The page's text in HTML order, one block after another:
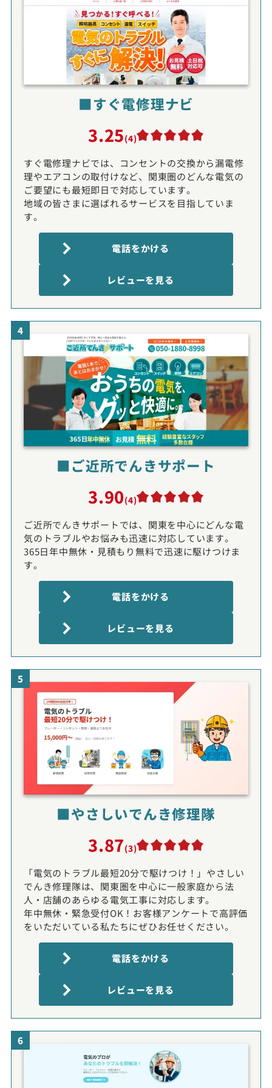
■すぐ電修理ナビ
3.25(4)
すぐ電修理ナビでは、コンセントの交換から漏電修
理やエアコンの取付けなど、関東圏のどんな電気の
ご要望にも最短即日で対応しています。
地域の皆さまに選ばれるサービスを目指していま
す。
電話をかける
レビューを見る
4
■ご近所でんきサポート
3.90(4)
ご近所でんきサポートでは、関東を中心にどんな電
気のトラブルやお悩みも迅速に対応しています。
365日年中無休・見積もり無料で迅速に駆けつけま
す。
電話をかける
レビューを見る
5
■やさしいでんき修理隊
3.87(3)
「電気のトラブル最短20分で駆けつけ！」やさしい
でんき修理隊は、関東圏を中心に一般家庭から法
人・店舗のあらゆる電気工事に対応します。
年中無休・緊急受付OK！お客様アンケートで高評価
をいただいている私たちにぜひお任せください。
電話をかける
レビューを見る
6